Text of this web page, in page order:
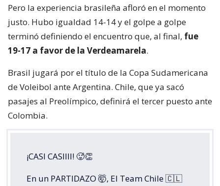
Pero la experiencia brasileña afloró en el momento
justo. Hubo igualdad 14-14 y el golpe a golpe
terminó definiendo el encuentro que, al final, fue
19-17 a favor de la Verdeamarela.
Brasil jugará por el título de la Copa Sudamericana
de Voleibol ante Argentina. Chile, que ya sacó
pasajes al Preolímpico, definirá el tercer puesto ante
Colombia.
¡CASI CASIIII! 🥵👏
En un PARTIDAZO 🤯, El Team Chile 🇨🇱